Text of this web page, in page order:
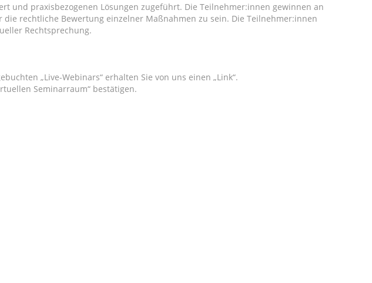
und praxisbezogenen Lösungen zugeführt. Die Teilnehmer:innen gewinnen an
rechtliche Bewertung einzelner Maßnahmen zu sein. Die Teilnehmer:innen
Rechtsprechung.
„Live-Webinars“ erhalten Sie von uns einen „Link“.
Seminarraum“ bestätigen.